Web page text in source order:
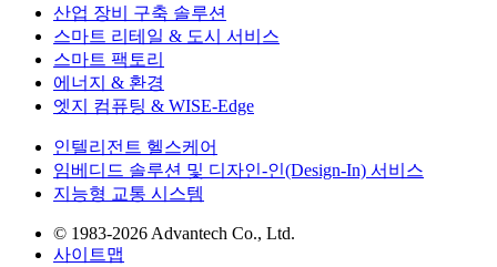
산업 장비 구축 솔루션
스마트 리테일 & 도시 서비스
스마트 팩토리
에너지 & 환경
엣지 컴퓨팅 & WISE-Edge
인텔리전트 헬스케어
임베디드 솔루션 및 디자인-인(Design-In) 서비스
지능형 교통 시스템
© 1983-2026 Advantech Co., Ltd.
사이트맵